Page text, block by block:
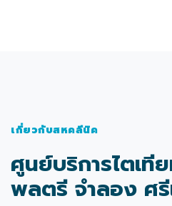
เกี่ยวกับสหคลีนิค
ศูนย์บริการไตเที
พลตรี จำลอง ศ